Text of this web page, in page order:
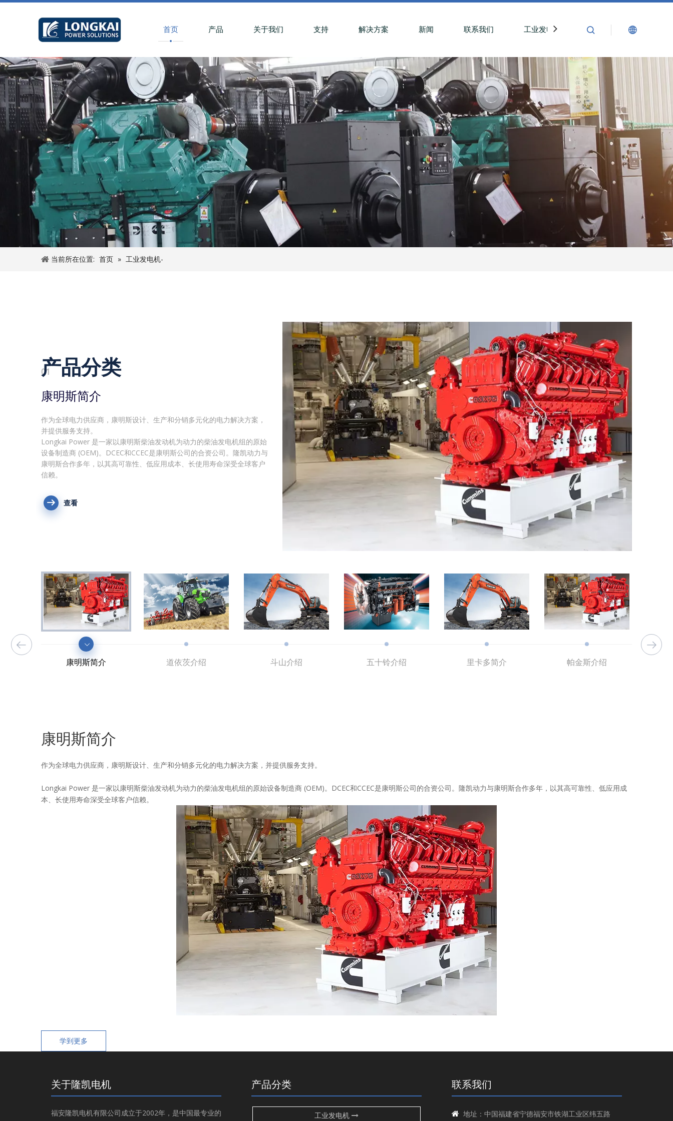
首页 产品 关于我们 支持 解决方案 新闻 联系我们 工业发电机
当前所在位置: 首页 » 工业发电机-
产品分类
01
康明斯简介
作为全球电力供应商，康明斯设计、生产和分销多元化的电力解决方案，
并提供服务支持。
Longkai Power 是一家以康明斯柴油发动机为动力的柴油发电机组的原始
设备制造商 (OEM)。DCEC和CCEC是康明斯公司的合资公司。隆凯动力与
康明斯合作多年，以其高可靠性、低应用成本、长使用寿命深受全球客户
信赖。
查看
02
道依茨介绍
道依茨提供功率从25KW到520KW的水冷和风冷发动机，可广泛应用于工
程机械、发电机组、农业机械、商用车、铁路机车船舶、军用车辆以及各
种专业支持目的.字段。
道依茨是享誉国际的节能柴油发动机制造商，拥有当今市场上最低的运营
成本和排放量。隆凯电机专为满足客户需求而设计，我们可以最大限度地
展示道依茨发电机组的优势——高品质、高性能、可靠性和燃油经济性，
03
斗山介绍
斗山发动机是一家专门生产柴油发动机的公司。拥有20多年船舶中低速发
动机生产、柴油电站建设运营、发动机零部件销售、服务提供等方面的丰
富经验和先进技术，拥有最先进的设备和最好的人才。.整台发动机全部来
自韩国
龙凯动力签约斗山中国OEM。斗山发电机主要在亚洲市场、南美和欧洲市
场接受。我们可以提供完整的备件并及时交付斗山发电机组。
查看
04
五十铃介绍
江西五十铃汽车有限公司是五十铃与建菱汽车集团（JMCG）的合资企业。
该合资企业总部位于江西省南昌市。它专注于为中国市场生产和销售五十
铃皮卡及其发动机。
作为中国制造的第一台日本品牌柴油机。它在发电机市场上引起了广泛的
关注。隆凯动力作为其在中国的主要 OEM 合作伙伴，极具成本效益的选
择范围 20KVA -50KVA，我们可以提供相同尺寸的所有功率范围，有利于
05
里卡多简介
该区域可以完全编辑，让您有机会介绍自己、您的网站、您的产品或您的
服务。不影响整个网站的运营。
查看
06
帕金斯介绍
该区域可以完全编辑，让您有机会介绍自己、您的网站、您的产品或您的
服务。不影响整个网站的运营。
查看
07
SDEC简介
上海柴油机（SDEC）是一家专业生产柴油机、发动机零部件、发电机组的
大型企业。
上海柴油机厂始建于1947年，1993年改制。
隆凯电力与Sdec的合作范围从45KW到800KW，在欧洲和南美市场很受欢
迎。
08
潍柴介绍
潍柴成立于1946年，是一家多领域、多行业的国际化集团，旗下拥有动力
总成、整车、工程机械、智能物流、农业机械、海洋运输装备等业务板
块。
Baudouin是一家法国发动机制造商，成立于1903年。一百多年来，
Baudouin一直是法国军方军用柴油发动机的主要供应商，拥有完整的船用
动力总成系统解决方案。2008年底正式成为潍柴集团全资子公司。目前，
龙凯动力与潍柴在柴油发电机组领域合作，提供高性能、全球保修的柴油
发电机组。
09
一汽介绍
中国一汽集团公司（简称一汽）的前身是中国第一汽车制造厂，其历史可
以追溯到 1953 年 7 月 15 日，第一家总装厂开工建设。一汽是中国历史最
悠久、规模最大的汽车制造商之一。
龙凯动力作为其在中国重要的OEM合作伙伴，龙凯动力致力于为一汽发电
机开拓更多市场。Fawde发电机广泛用​​于电信项目，工业区，家庭使用
等。
查看
010
阳东介绍
该区域可以完全编辑，让您有机会介绍自己、您的网站、您的产品或您的
服务。不影响整个网站的运营。
查看
011
圆通简介
一拖集团公司是中国农业和工程机械制造商，隶属于综合性机械集团国机
集团。该公司成立于1955年，是中国最大的拖拉机制造商。
作为知名拖拉机品牌，圆通涉足发电机用柴油机领域，在市场上享有盛
誉。他们的高品质和优惠的价格赢得了众多客户的信任。
012
玉柴介绍
该区域可以完全编辑，让您有机会介绍自己、您的网站、您的产品或您的
服务。不影响整个网站的运营。
查看
013
三菱介绍
该区域可以完全编辑，让您有机会介绍自己、您的网站、您的产品或您的
服务。不影响整个网站的运营。
查看
康明斯简介 道依茨介绍 斗山介绍 五十铃介绍 里卡多简介 帕金斯介绍
康明斯简介
作为全球电力供应商，康明斯设计、生产和分销多元化的电力解决方案，并提供服务支持。
Longkai Power 是一家以康明斯柴油发动机为动力的柴油发电机组的原始设备制造商 (OEM)。DCEC和CCEC是康明斯公司的合资公司。隆凯动力与康明斯合作多年，以其高可靠性、低应用成
本、长使用寿命深受全球客户信赖。
学到更多
关于隆凯电机
福安隆凯电机有限公司成立于2002年，是中国最专业的
产品分类
工业发电机
联系我们
 地址： 中国福建省宁德福安市铁湖工业区纬五路